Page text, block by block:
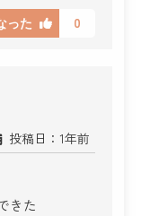
った 0
投稿日：1年前
きた